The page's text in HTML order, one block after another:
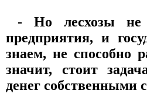
- Но лесхозы не
предприятия, и
знаем, не способно
значит, стоит
денег собственными